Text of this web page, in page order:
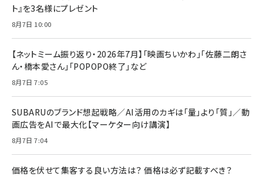
ト』を3名様にプレゼント
8月7日 10:00
【ネットミーム振り返り・2026年7月】「映画ちいかわ」「佐藤二朗さ
ん・橋本愛さん」「POPOPO終了」など
8月7日 7:05
SUBARUのブランド想起戦略／AI活用のカギは「量」より「質」／動
画広告をAIで最大化【マーケター向け講演】
8月7日 7:04
価格を伏せて集客する良い方法は？ 価格は必ず記載すべき？